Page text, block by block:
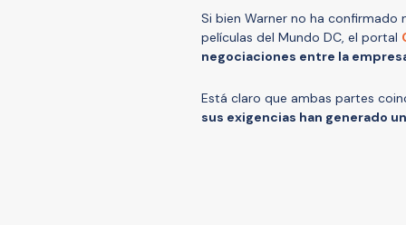
Si bien Warner no ha
películas del Mundo DC, el portal
negociaciones entre la
Está claro que ambas partes
sus exigencias han generado